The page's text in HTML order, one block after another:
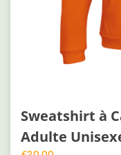
Sweatshirt à
Adulte